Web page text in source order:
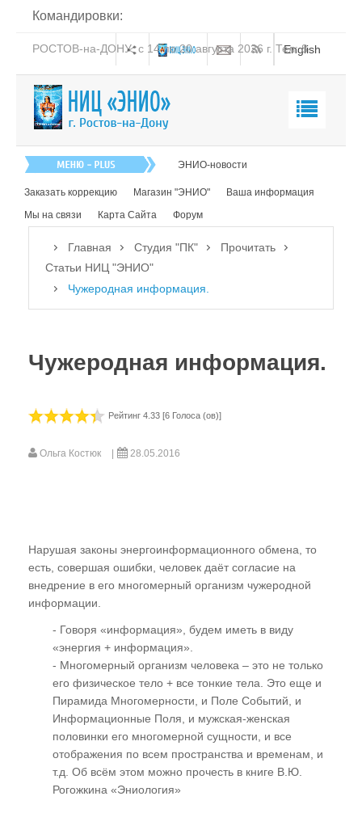
Командировки:
РОСТОВ-на-ДОНУ: с 14 по 20 августа 2026 г. Тел: 8-
English
Книга
Обучение
Посмотреть
Фильм Рогожкина
В. Рогожкин для СМИ
Рогожкин: коротко о важном
Сеансы Общей Коррекции
Прочитать
Статьи В.Ю. Рогожкина
Статьи НИЦ "ЭНИО"
Случаи из практики
Нам пишут!
ЭНИО-новости
Заказать коррекцию Магазин "ЭНИО"
Ваша информация
Мы на связи
Карта Сайта Форум
Главная Студия "ПК"
Прочитать
Статьи НИЦ "ЭНИО"
Чужеродная информация.
Чужеродная информация.
Рейтинг 4.33 [6 Голоса (ов)]
Ольга Костюк 28.05.2016
Нарушая законы энергоинформационного обмена, то
есть, совершая ошибки, человек даёт согласие на
внедрение в его многомерный организм чужеродной
информации.
- Говоря «информация», будем иметь в виду
«энергия + информация».
- Многомерный организм человека – это не только
его физическое тело + все тонкие тела. Это еще и
Пирамида Многомерности, и Поле Событий, и
Информационные Поля, и мужская-женская
половинки его многомерной сущности, и все
отображения по всем пространства и временам, и
т.д. Об всём этом можно прочесть в книге В.Ю.
Рогожкина «Эниология»